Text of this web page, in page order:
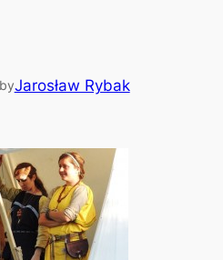
Jarosław Rybak